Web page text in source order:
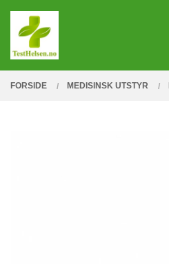
innholdet
PRODUKTER
FORSIDE MEDISINSK UTSTYR